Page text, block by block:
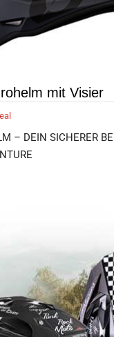
mit Visier
– DEIN SICHERER